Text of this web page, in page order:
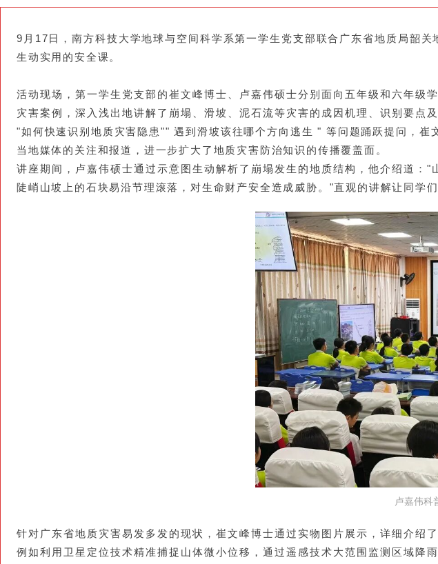
9月17日，南方科技大学地球与空间科学系第一学生党支部联合广东省地质局韶
生动实用的安全课。
活动现场，第一学生党支部的崔文峰博士、卢嘉伟硕士分别面向五年级和六年级
灾害案例，深入浅出地讲解了崩塌、滑坡、泥石流等灾害的成因机理、识别要
"如何快速识别地质灾害隐患"" 遇到滑坡该往哪个方向逃生 " 等问题踊跃提问，
当地媒体的关注和报道，进一步扩大了地质灾害防治知识的传播覆盖面。
讲座期间，卢嘉伟硕士通过示意图生动解析了崩塌发生的地质结构，他介绍道：
陡峭山坡上的石块易沿节理滚落，对生命财产安全造成威胁。"直观的讲解让同学
卢嘉伟科
针对广东省地质灾害易发多发的现状，崔文峰博士通过实物图片展示，详细介绍
例如利用卫星定位技术精准捕捉山体微小位移，通过遥感技术大范围监测区域降